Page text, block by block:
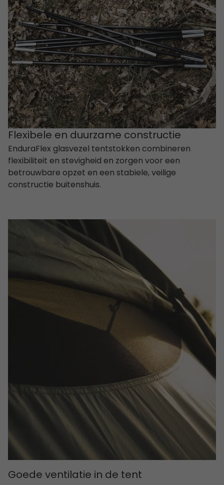
Flexibele en duurzame constructie
EnduraFlex glasvezel tentstokken combineren
flexibiliteit en stevigheid en zorgen voor een
betrouwbare opzet en een stabiele, veilige
constructie buitenshuis.
Goede ventilatie in de tent